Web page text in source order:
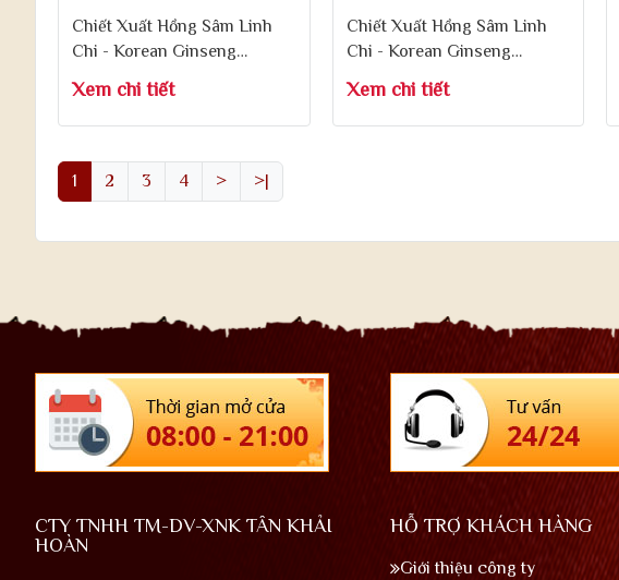
Chiết Xuất Hồng Sâm Linh
Chi - Korean Ginseng
Linhzhi Liquid 50ml x 30 Gói
Xem chi tiết
Chiết Xuất Hồng Sâm Linh
Chi - Korean Ginseng
Linhzhi Liquid 50ml x 60 Gói
Xem chi tiết
1 2 3 4 > >|
CTY TNHH TM-DV-XNK TÂN KHẢI
HOÀN
HỖ TRỢ KHÁCH HÀNG
Giới thiệu công ty